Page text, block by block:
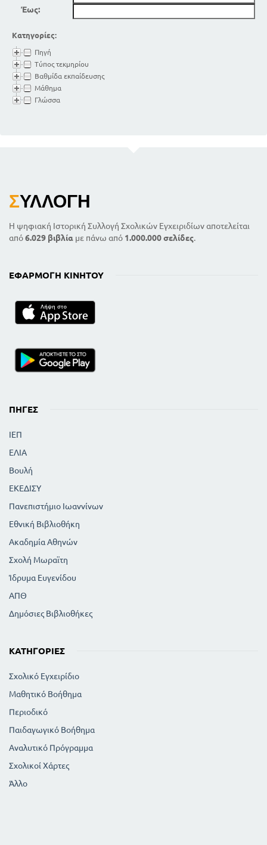
Έως:
Κατηγορίες:
Πηγή
Τύπος τεκμηρίου
Βαθμίδα εκπαίδευσης
Μάθημα
Γλώσσα
ΣΥΛΛΟΓΉ
Η ψηφιακή Ιστορική Συλλογή Σχολικών Εγχειριδίων αποτελείται
από6.029 βιβλία με πάνω από 1.000.000 σελίδες.
ΕΦΑΡΜΟΓΉ ΚΙΝΗΤΟΎ
ΠΗΓΈΣ
ΙΕΠ
ΕΛΙΑ
Βουλή
ΕΚΕΔΙΣΥ
Πανεπιστήμιο Ιωαννίνων
Εθνική Βιβλιοθήκη
Ακαδημία Αθηνών
Σχολή Μωραϊτη
Ίδρυμα Ευγενίδου
ΑΠΘ
Δημόσιες Βιβλιοθήκες
ΚΑΤΗΓΟΡΊΕΣ
Σχολικό Εγχειρίδιο
Μαθητικό Βοήθημα
Περιοδικό
Παιδαγωγικό Βοήθημα
Αναλυτικό Πρόγραμμα
Σχολικοί Χάρτες
Άλλο